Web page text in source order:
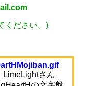
ください。)
LimeLightさん